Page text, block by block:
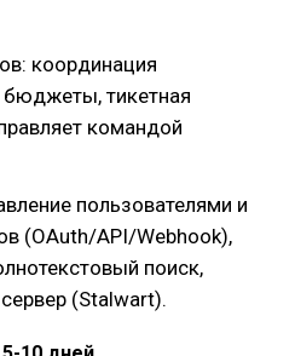
координация
бюджеты, тикетная
командой
пользователями и
(OAuth/API/Webhook),
поиск,
(Stalwart).